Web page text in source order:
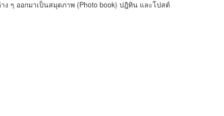
ๆ ออกมาเป็นสมุดภาพ (Photo book) ปฎิทิน และโปสต์